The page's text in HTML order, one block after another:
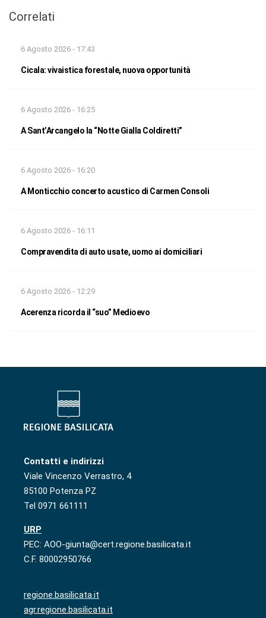
Correlati
6 Agosto 2026 - 17:43
Cicala: vivaistica forestale, nuova opportunità
6 Agosto 2026 - 16:25
A Sant’Arcangelo la “Notte Gialla Coldiretti”
6 Agosto 2026 - 16:20
A Monticchio concerto acustico di Carmen Consoli
6 Agosto 2026 - 16:11
Compravendita di auto usate, uomo ai domiciliari
6 Agosto 2026 - 12:29
Acerenza ricorda il “suo” Medioevo
Contatti e indirizzi
Viale Vincenzo Verrastro, 4
85100 Potenza PZ
Tel 0971 661111
URP
PEC: AOO-giunta@cert.regione.basilicata.it
C.F. 80002950766
regione.basilicata.it
agr.regione.basilicata.it